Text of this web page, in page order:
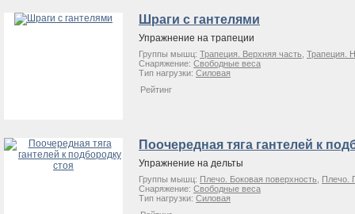
Шраги с гантелями
Упражнение на трапеции
Группы мышц: Трапеция. Верхняя часть Трапеция.
Снаряжение: Свободные веса
Тип нагрузки: Силовая
Рейтинг
Поочередная тяга гантелей к
Упражнение на дельты
Группы мышц: Плечо. Боковая поверхность
Плечо.
Снаряжение: Свободные веса
Тип нагрузки: Силовая